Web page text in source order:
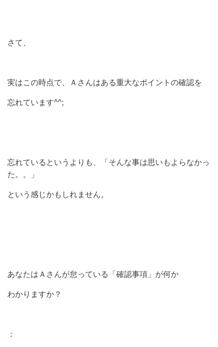
さて、
実はこの時点で、Ａさんはある重大なポイントの確認を
忘れています^^;
忘れているというよりも、「そんな事は思いもよらなかっ
た。。」
という感じかもしれません。
あなたはＡさんが怠っている「確認事項」が何か
わかりますか？
：